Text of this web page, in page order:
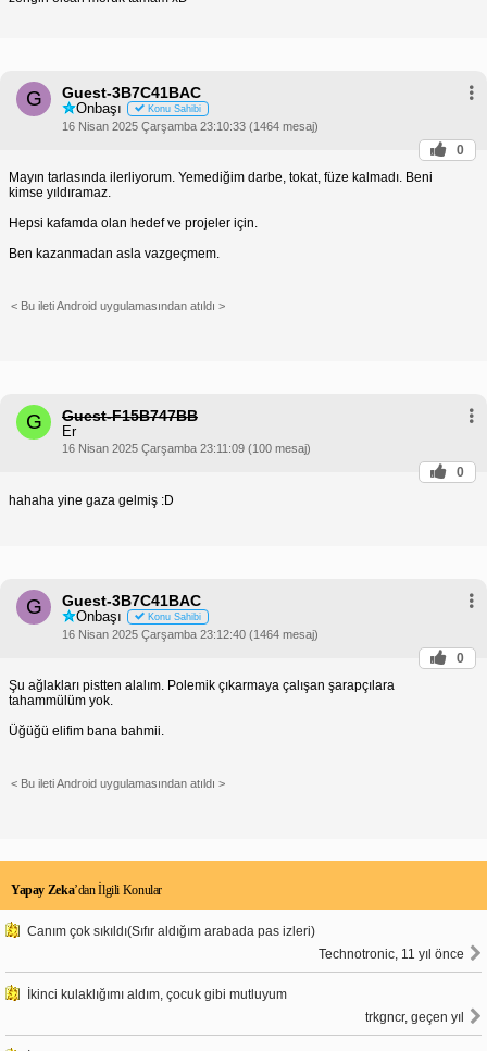
G Guest-3B7C41BAC
Onbaşı Konu Sahibi
16 Nisan 2025 Çarşamba 23:10:33 (1464 mesaj)
0
Mayın tarlasında ilerliyorum. Yemediğim darbe, tokat, füze kalmadı. Beni
kimse yıldıramaz.
Hepsi kafamda olan hedef ve projeler için.
Ben kazanmadan asla vazgeçmem.
< Bu ileti Android uygulamasından atıldı >
G Guest-F15B747BB
Er
16 Nisan 2025 Çarşamba 23:11:09 (100 mesaj)
0
hahaha yine gaza gelmiş :D
G Guest-3B7C41BAC
Onbaşı Konu Sahibi
16 Nisan 2025 Çarşamba 23:12:40 (1464 mesaj)
0
Şu ağlakları pistten alalım. Polemik çıkarmaya çalışan şarapçılara
tahammülüm yok.
Üğüğü elifim bana bahmii.
< Bu ileti Android uygulamasından atıldı >
Yapay Zeka’dan İlgili Konular
Canım çok sıkıldı(Sıfır aldığım arabada pas izleri)
Technotronic, 11 yıl önce
İkinci kulaklığımı aldım, çocuk gibi mutluyum
trkgncr, geçen yıl